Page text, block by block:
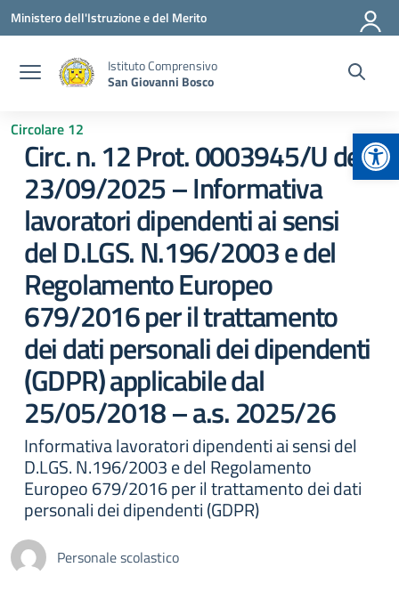
Vai ai contenuti
Vai al menu di navigazione
Vai al footer
Ministero dell'Istruzione e del Merito
Istituto Comprensivo
San Giovanni Bosco
Circolare 12
Circ. n. 12 Prot. 0003945/U del
23/09/2025 – Informativa
lavoratori dipendenti ai sensi
del D.LGS. N.196/2003 e del
Regolamento Europeo
679/2016 per il trattamento
dei dati personali dei dipendenti
(GDPR) applicabile dal
25/05/2018 – a.s. 2025/26
Informativa lavoratori dipendenti ai sensi del
D.LGS. N.196/2003 e del Regolamento
Europeo 679/2016 per il trattamento dei dati
personali dei dipendenti (GDPR)
Personale scolastico